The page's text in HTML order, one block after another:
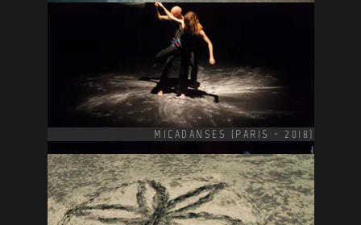
MICADANSES (PARIS - 2018)